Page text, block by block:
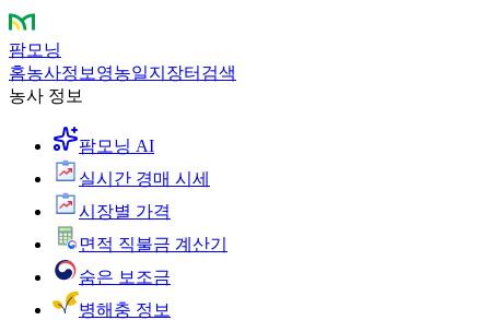
팜모닝
홈농사정보 영농일지 장터 검색
농사 정보
팜모닝 AI
실시간 경매 시세
시장별 가격
면적 직불금 계산기
숨은 보조금
병해충 정보